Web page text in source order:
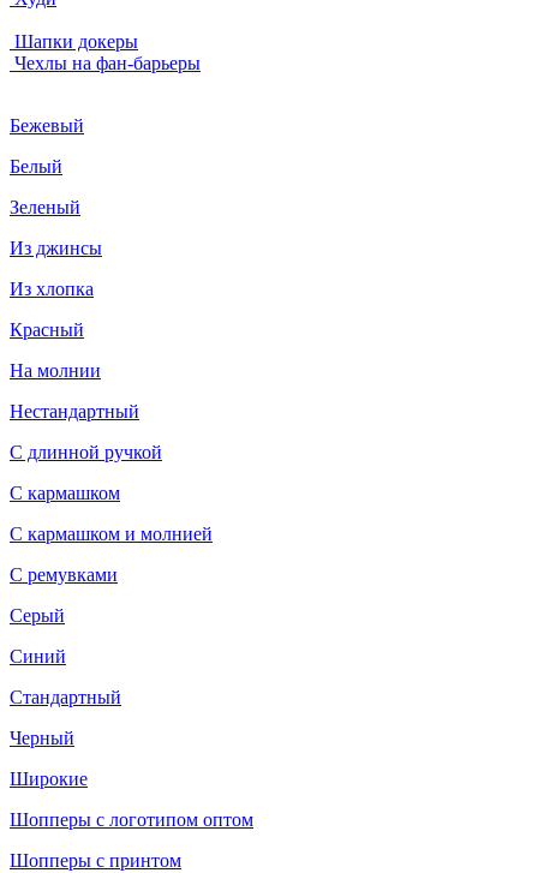
Шапки докеры
Чехлы на фан-барьеры
Бежевый
Белый
Зеленый
Из джинсы
Из хлопка
Красный
На молнии
Нестандартный
С длинной ручкой
С кармашком
С кармашком и молнией
С ремувками
Серый
Синий
Стандартный
Черный
Широкие
Шопперы с логотипом оптом
Шопперы с принтом